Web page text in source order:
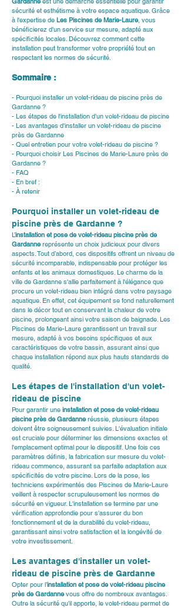
sécurité et esthétisme à votre espace aquatique. Grâce
à l'expertise de Les Piscines de Marie-Laure, vous
bénéficierez d'un service sur mesure, adapté aux
spécificités locales. Découvrez comment cette
installation peut transformer votre propriété tout en
respectant les normes de sécurité.
Sommaire :
- Pourquoi installer un volet-rideau de piscine près de
Gardanne ?
- Les étapes de l'installation d'un volet-rideau de piscine
- Les avantages d'installer un volet-rideau de piscine
près de Gardanne
- Quel entretien pour votre volet-rideau de piscine ?
- Pourquoi choisir Les Piscines de Marie-Laure près de
Gardanne ?
- FAQ
- En bref :
- À retenir
Pourquoi installer un volet-rideau de
piscine près de Gardanne ?
L’installation et pose de volet-rideau piscine près de
Gardanne représente un choix judicieux pour divers
aspects. Tout d’abord, ces dispositifs offrent un niveau de
sécurité incomparable, indispensable pour protéger les
enfants et les animaux domestiques. Le charme de la
ville de Gardanne s'allie parfaitement à l'élégance que
procure un volet-rideau bien intégré dans votre paysage
aquatique. En effet, cet équipement se fond naturellement
dans le décor tout en conservant la chaleur de votre
piscine, prolongeant ainsi votre saison de baignade. Les
Piscines de Marie-Laure garantissent un travail sur
mesure, adapté à vos besoins spécifiques et aux
caractéristiques de votre bassin, assurant ainsi que
chaque installation répond aux plus hauts standards de
qualité.
Les étapes de l'installation d'un volet-
rideau de piscine
Pour garantir une installation et pose de volet-rideau
piscine près de Gardanne réussie, plusieurs étapes
doivent être soigneusement suivies. L'évaluation initiale
est cruciale pour déterminer les dimensions exactes et
l'emplacement optimal pour le dispositif. Une fois ces
paramètres définis, la fabrication sur mesure du volet-
rideau commence, assurant sa parfaite adaptation aux
spécificités de votre piscine. Lors de la pose, les
techniciens expérimentés des Piscines de Marie-Laure
veillent à respecter scrupuleusement les normes de
sécurité en vigueur. L'installation se termine par une
vérification approfondie pour s'assurer du bon
fonctionnement et de la durabilité du volet-rideau,
garantissant ainsi votre satisfaction et la longévité de
votre investissement.
Les avantages d'installer un volet-
rideau de piscine près de Gardanne
Opter pour l’installation et pose de volet-rideau piscine
près de Gardanne vous offre de nombreux avantages.
Outre la sécurité qu’il apporte, le volet-rideau permet de